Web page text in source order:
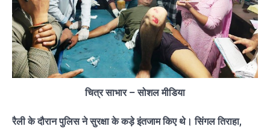
चित्र साभार – सोशल मीडिया
रैली के दौरान पुलिस ने सुरक्षा के कड़े इंतजाम किए थे। सिंगल तिराहा,